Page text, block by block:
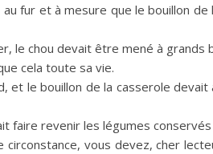
fur et à mesure que le bouillon de
le chou devait être mené à grands
cela toute sa vie.
et le bouillon de la casserole devait
faire revenir les légumes conservés
circonstance, vous devez, cher